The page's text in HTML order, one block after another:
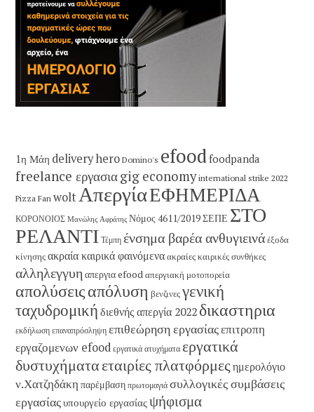
1η Μάη delivery hero Domino's efoodfoodpanda
freelance εργασιαgig economy international strike 2022
Pizza Fan woltΑπεργίαΕΦΗΜΕΡΙΔΑ
ΚΟΡΟΝΟΙΟΣ Μανώλης Αφράτης Νόμος 4611/2019ΣΕΠΕ ΣΤΟ
ΡΕΛΑΝΤΙ Τέμπη ένσημα βαρέα ανθυγιεινάέξοδα
κίνησηςακραία καιρικά φαινόμεναακραίες καιρικές συνθήκες
αλληλεγγυη απεργια efoodαπεργιακή μοτοπορεία
απολύσειςαπόλυση βενζινεςγενική
ταχυδρομική διεθνής απεργία 2022 δικαστηρια
εκδήλωση επαναπρόσληψη επιθεώρηση εργασίαςεπιτροπη
εργαζομενων efood εργατικά ατυχήματα εργατικά
δυστυχήματαεταιρίες πλατφόρμες ημερολόγιο
ν.Χατζηδάκη παρέμβαση πρωτομαγιά συλλογικές συμβάσεις
εργασίαςυπουργείο εργασίαςψήφισμα